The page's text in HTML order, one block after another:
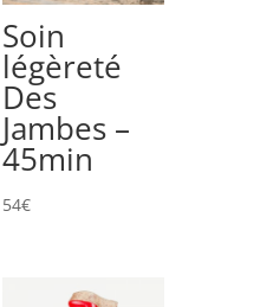
Soin
légèreté
Des
Jambes –
45min
54€